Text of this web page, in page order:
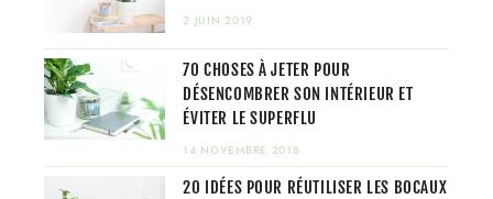
2 JUIN 2019
70 CHOSES À JETER POUR
DÉSENCOMBRER SON INTÉRIEUR ET
ÉVITER LE SUPERFLU
14 NOVEMBRE 2018
20 IDÉES POUR RÉUTILISER LES BOCAUX